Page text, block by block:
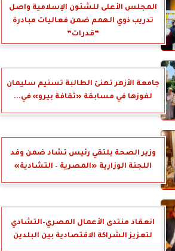
المجلس الأعلى للشئون الإسلامية واصل
تدريب ذوي الهمم ضمن فعاليات مبادرة
”قدرات”
جامعة الأزهر تهنئ الطالبة تسنيم سليمان
لفوزها في مسابقة «ثقافة بيرو» في...
وزير الصحة يلتقي رئيس تشاد ضمن وفد
اللجنة الوزارية «المصرية – التشادية»
انعقاد منتدى الأعمال المصري–التشادي
لتعزيز الشراكة الاقتصادية بين البلدين